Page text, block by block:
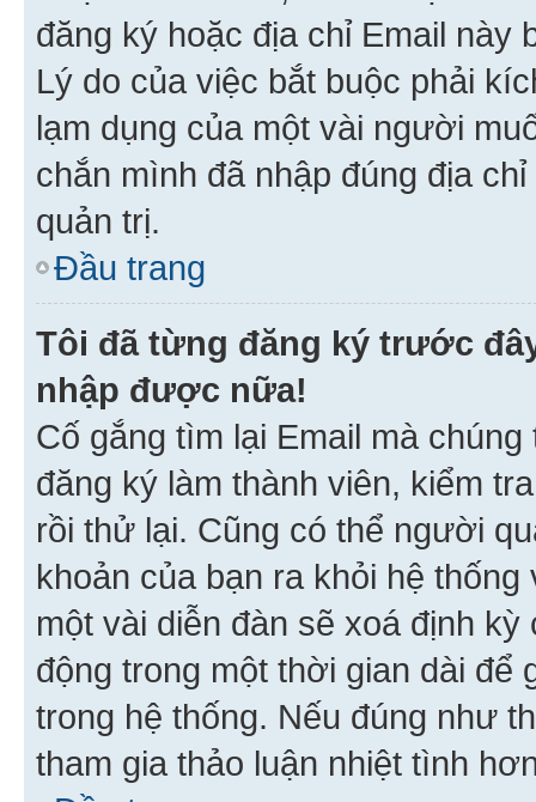
đăng ký hoặc địa chỉ Email này
Lý do của việc bắt buộc phải
lạm dụng của một vài người
chắn mình đã nhập đúng địa
quản trị.
Đầu trang
Tôi đã từng đăng ký trước
nhập được nữa!
Cố gắng tìm lại Email mà
đăng ký làm thành viên, kiểm
rồi thử lại. Cũng có thể người
khoản của bạn ra khỏi hệ
một vài diễn đàn sẽ xoá định
động trong một thời gian dài
trong hệ thống. Nếu đúng như
tham gia thảo luận nhiệt tình